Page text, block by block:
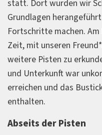
statt. Dort wurden wir
Grundlagen
Fortschritte machen.
Zeit, mit unseren
weitere Pisten zu
und Unterkunft war
erreichen und das
enthalten.
Abseits der Pisten